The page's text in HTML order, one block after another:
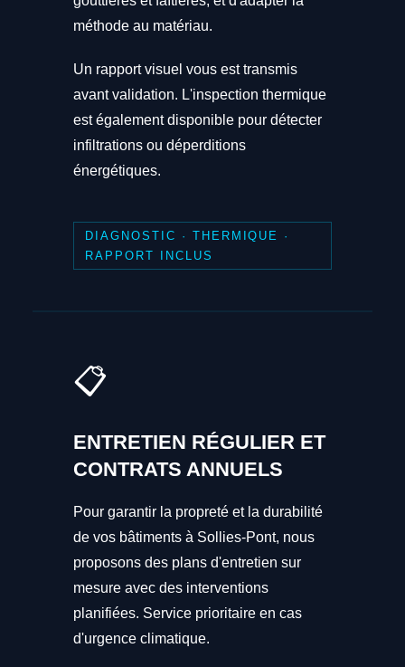
méthode au matériau.
Un rapport visuel vous est transmis
avant validation. L'inspection thermique
est également disponible pour détecter
infiltrations ou déperditions
énergétiques.
DIAGNOSTIC · THERMIQUE ·
RAPPORT INCLUS
📋
ENTRETIEN RÉGULIER ET
CONTRATS ANNUELS
Pour garantir la propreté et la durabilité
de vos bâtiments à Sollies-Pont, nous
proposons des plans d'entretien sur
mesure avec des interventions
planifiées. Service prioritaire en cas
d'urgence climatique.